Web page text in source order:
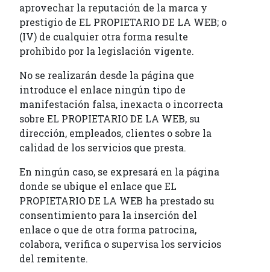
aprovechar la reputación de la marca y
prestigio de EL PROPIETARIO DE LA WEB; o
(IV) de cualquier otra forma resulte
prohibido por la legislación vigente.
No se realizarán desde la página que
introduce el enlace ningún tipo de
manifestación falsa, inexacta o incorrecta
sobre EL PROPIETARIO DE LA WEB, su
dirección, empleados, clientes o sobre la
calidad de los servicios que presta.
En ningún caso, se expresará en la página
donde se ubique el enlace que EL
PROPIETARIO DE LA WEB ha prestado su
consentimiento para la inserción del
enlace o que de otra forma patrocina,
colabora, verifica o supervisa los servicios
del remitente.